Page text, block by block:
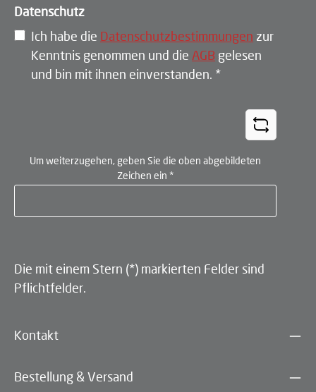
Datenschutz
Ich habe die Datenschutzbestimmungen zur
Kenntnis genommen und die AGB gelesen
und bin mit ihnen einverstanden. *
Um weiterzugehen, geben Sie die oben abgebildeten
Zeichen ein *
Die mit einem Stern (*) markierten Felder sind
Pflichtfelder.
Kontakt
Bestellung & Versand